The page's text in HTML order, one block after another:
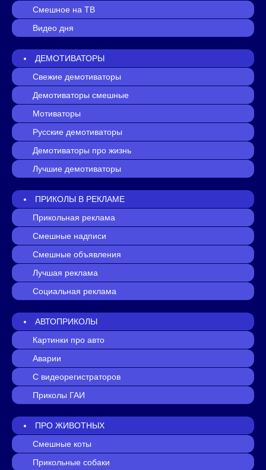
Смешное на ТВ
Видео дня
ДЕМОТИВАТОРЫ
Свежие демотиваторы
Демотиваторы смешные
Мотиваторы
Русские демотиваторы
Демотиваторы про жизнь
Лучшие демотиваторы
ПРИКОЛЫ В РЕКЛАМЕ
Прикольная реклама
Смешные надписи
Смешные объявления
Лучшая реклама
Социальная реклама
АВТОПРИКОЛЫ
Картинки про авто
Аварии
С видеорегистраторов
Приколы ГАИ
ПРО ЖИВОТНЫХ
Смешные коты
Прикольные собаки